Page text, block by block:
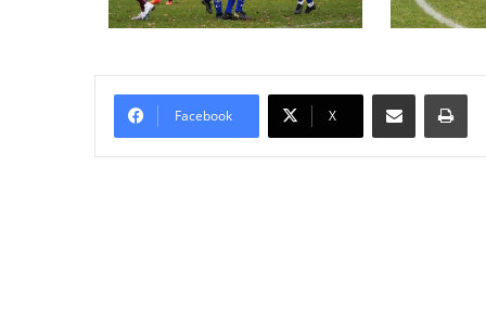
Facebook X
Delen via Email